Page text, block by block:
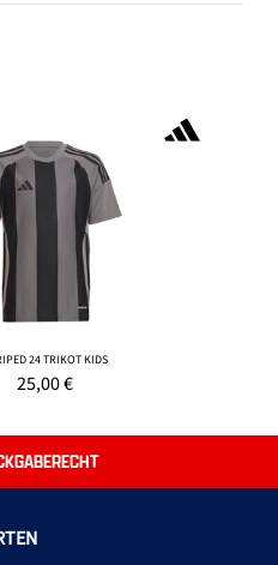
24 TRIKOT KIDS
25,00€